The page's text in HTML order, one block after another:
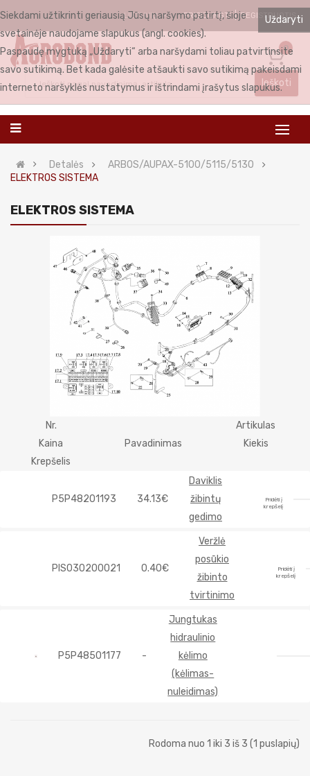
LIETUVIŲ PRISIJUNGTI REGISTRUOTIS
0
Ieškoti
Detalės
ARBOS/AUPAX-5100/5115/5130
ELEKTROS SISTEMA
ELEKTROS SISTEMA
Nr.
Artikulas
Kaina
Pavadinimas
Kiekis
Krepšelis
P5P48201193 34.13€
Daviklis
žibintų
gedimo
Pridėti į
krepšelį
PIS030200021 0.40€
Veržlė
posūkio
žibinto
tvirtinimo
Pridėti į
krepšelį
P5P48501177 -
Jungtukas
hidraulinio
kėlimo
(kėlimas-
nuleidimas)
Rodoma nuo 1 iki 3 iš 3 (1 puslapių)
Uždaryti
Siekdami užtikrinti geriausią Jūsų naršymo patirtį, šioje
svetainėje naudojame slapukus (angl. cookies).
Paspaudę mygtuką „Uždaryti“ arba naršydami toliau patvirtinsite
savo sutikimą. Bet kada galėsite atšaukti savo sutikimą pakeisdami
interneto naršyklės nustatymus ir ištrindami įrašytus slapukus.